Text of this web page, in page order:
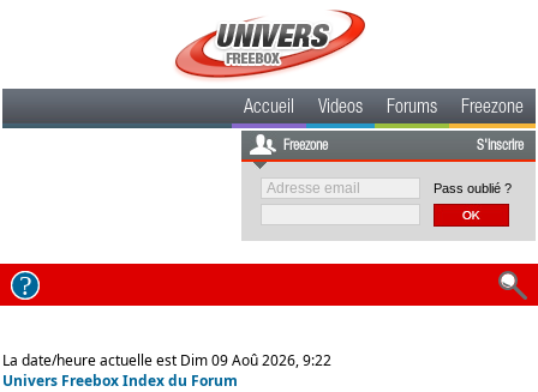
Accueil Videos Forums Freezone
Freezone S'inscrire
Pass oublié ?
La date/heure actuelle est Dim 09 Aoû 2026, 9:22
Univers Freebox Index du Forum